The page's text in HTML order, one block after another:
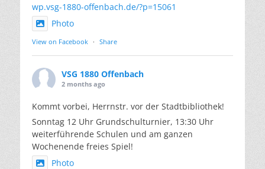
wp.vsg-1880-offenbach.de/?p=15061
Photo
View on Facebook · Share
VSG 1880 Offenbach
2 months ago
Kommt vorbei, Herrnstr. vor der Stadtbibliothek!
Sonntag 12 Uhr Grundschulturnier, 13:30 Uhr
weiterführende Schulen und am ganzen
Wochenende freies Spiel!
Photo